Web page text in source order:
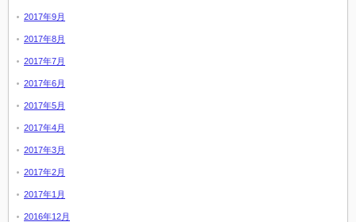
2017年9月
2017年8月
2017年7月
2017年6月
2017年5月
2017年4月
2017年3月
2017年2月
2017年1月
2016年12月